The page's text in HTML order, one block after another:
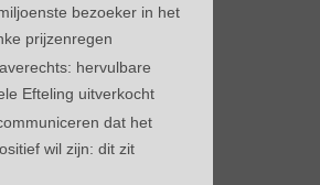
bezoeker in het
prijzenregen
hervulbare
Efteling uitverkocht
dat het
wil zijn: dit zit